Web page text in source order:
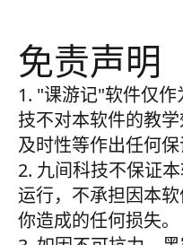
免责声明
1. "课游记"软件仅
技不对本软件的教学
及时性等作出任何保
2. 九间科技不保证
运行，不承担因本
你造成的任何损失。